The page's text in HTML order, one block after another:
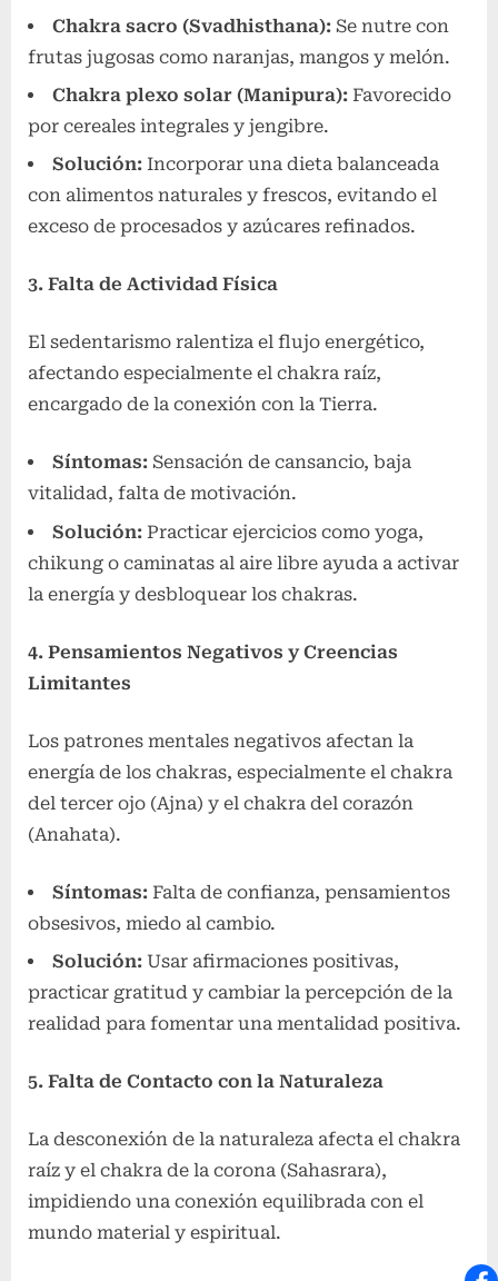
Chakra sacro (Svadhisthana): Se nutre con
frutas jugosas como naranjas, mangos y melón.
Chakra plexo solar (Manipura): Favorecido
por cereales integrales y jengibre.
Solución: Incorporar una dieta balanceada
con alimentos naturales y frescos, evitando el
exceso de procesados y azúcares refinados.
3. Falta de Actividad Física
El sedentarismo ralentiza el flujo energético,
afectando especialmente el chakra raíz,
encargado de la conexión con la Tierra.
Síntomas: Sensación de cansancio, baja
vitalidad, falta de motivación.
Solución: Practicar ejercicios como yoga,
chikung o caminatas al aire libre ayuda a activar
la energía y desbloquear los chakras.
4. Pensamientos Negativos y Creencias
Limitantes
Los patrones mentales negativos afectan la
energía de los chakras, especialmente el chakra
del tercer ojo (Ajna) y el chakra del corazón
(Anahata).
Síntomas: Falta de confianza, pensamientos
obsesivos, miedo al cambio.
Solución: Usar afirmaciones positivas,
practicar gratitud y cambiar la percepción de la
realidad para fomentar una mentalidad positiva.
5. Falta de Contacto con la Naturaleza
La desconexión de la naturaleza afecta el chakra
raíz y el chakra de la corona (Sahasrara),
impidiendo una conexión equilibrada con el
mundo material y espiritual.